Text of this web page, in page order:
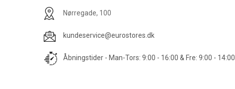
Nørregade, 100
kundeservice@eurostores.dk
Åbningstider - Man-Tors: 9:00 - 16:00 & Fre: 9:00 - 14:00